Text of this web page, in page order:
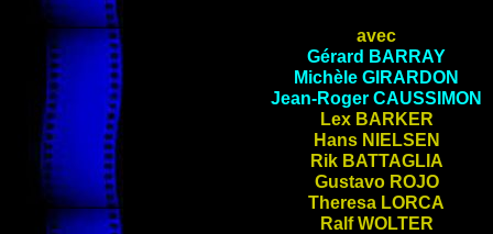
avec
Gérard BARRAY
Michèle GIRARDON
Jean-Roger CAUSSIMON
Lex BARKER
Hans NIELSEN
Rik BATTAGLIA
Gustavo ROJO
Theresa LORCA
RalfWOLTER